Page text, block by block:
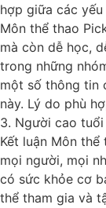
hợp giữa các
Môn thể thao
mà còn dễ học,
trong những
một số thông tin
này. Lý do phù
3. Người cao
Kết luận Môn
mọi người, mọi
có sức khỏe cơ
thể tham gia và